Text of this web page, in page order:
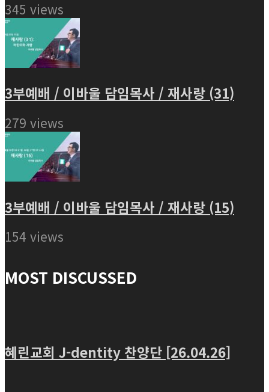
345 views
3부예배 / 이바울 담임목사 / 재사랑 (31)
279 views
3부예배 / 이바울 담임목사 / 재사랑 (15)
154 views
MOST DISCUSSED
혜린교회 J-dentity 찬양단 [26.04.26]